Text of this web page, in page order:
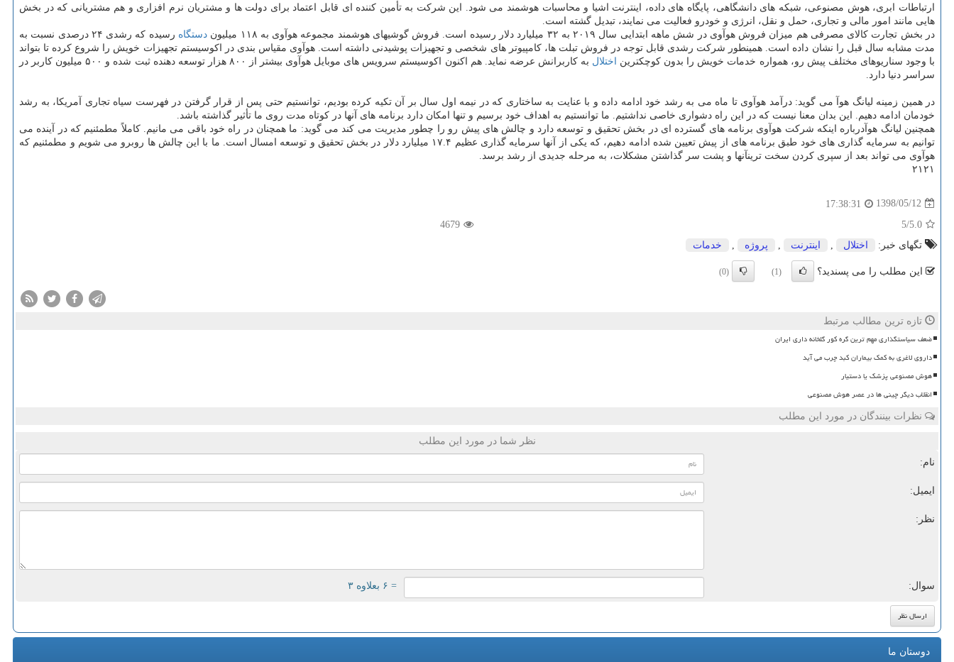
ارتباطات ابری، هوش مصنوعی، شبكه های دانشگاهی، پایگاه های داده، اینترنت اشیا و محاسبات هوشمند می شود. این شركت به تأمین كننده ای قابل اعتماد برای دولت ها و مشتریان نرم افزاری و هم مشتریانی كه در بخش
هایی مانند امور مالی و تجاری، حمل و نقل، انرژی و خودرو فعالیت می نمایند، تبدیل گشته است.
در بخش تجارت كالای مصرفی هم میزان فروش هوآوی در شش ماهه ابتدایی سال ۲۰۱۹ به ۳۲ میلیارد دلار رسیده است. فروش گوشیهای هوشمند مجموعه هوآوی به ۱۱۸ میلیون
دستگاه
رسیده كه رشدی ۲۴ درصدی نسبت به
مدت مشابه سال قبل را نشان داده است. همینطور شركت رشدی قابل توجه در فروش تبلت ها، كامپیوتر های شخصی و تجهیزات پوشیدنی داشته است. هوآوی مقیاس بندی در اكوسیستم تجهیزات خویش را شروع كرده تا بتواند
با وجود سناریوهای مختلف پیش رو، همواره خدمات خویش را بدون كوچكترین اختلال
به كاربرانش عرضه نماید. هم اكنون اكوسیستم سرویس های موبایل هوآوی بیشتر از ۸۰۰ هزار توسعه دهنده ثبت شده و ۵۰۰ میلیون كاربر در
سراسر دنیا دارد.
در همین زمینه لیانگ هوآ می گوید: درآمد هوآوی تا ماه می به رشد خود ادامه داده و با عنایت به ساختاری كه در نیمه اول سال بر آن تكیه كرده بودیم، توانستیم حتی پس از قرار گرفتن در فهرست سیاه تجاری آمریكا، به رشد
خودمان ادامه دهیم. این بدان معنا نیست كه در این راه دشواری خاصی نداشتیم. ما توانستیم به اهداف خود برسیم و تنها امكان دارد برنامه های آنها در كوتاه مدت روی ما تأثیر گذاشته باشد.
همچنین لیانگ هوآدرباره اینكه شركت هوآوی برنامه های گسترده ای در بخش تحقیق و توسعه دارد و چالش های پیش رو را چطور مدیریت می كند می گوید: ما همچنان در راه خود باقی می مانیم. كاملاً مطمئنیم كه در آینده می
توانیم به سرمایه گذاری های خود طبق برنامه های از پیش تعیین شده ادامه دهیم، كه یكی از آنها سرمایه گذاری عظیم ۱۷.۴ میلیارد دلار در بخش تحقیق و توسعه امسال است. ما با این چالش ها روبرو می شویم و مطمئنیم كه
هوآوی می تواند بعد از سپری كردن سخت ترینآنها و پشت سر گذاشتن مشكلات، به مرحله جدیدی از رشد برسد.
۲۱۲۱
1398/05/12
17:38:31
5.0
/5
4679
تگهای خبر:
اختلال , اینترنت , پروژه , خدمات
این مطلب را می پسندید؟ (1)
(0)
تازه ترین مطالب مرتبط
ضعف سیاستگذاری مهم ترین گره کور گلخانه داری ایران
داروی لاغری به کمک بیماران کبد چرب می آید
هوش مصنوعی پزشک یا دستیار
انقلاب دیگر چینی ها در عصر هوش مصنوعی
نظرات بینندگان در مورد این مطلب
نظر شما در مورد این مطلب
نام:
ایمیل:
نظر:
سوال: = ۶ بعلاوه ۳
دوستان ما